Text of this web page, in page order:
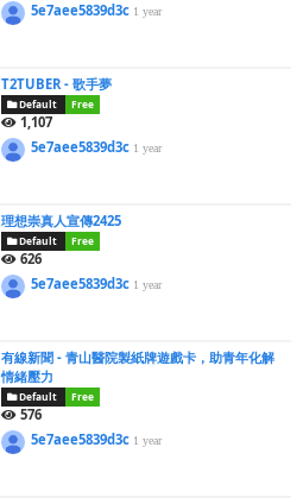
5e7aee5839d3c 1 year
T2TUBER - 歌手夢
Default Free
1,107
5e7aee5839d3c 1 year
理想崇真人宣傳2425
Default Free
626
5e7aee5839d3c 1 year
有線新聞 - 青山醫院製紙牌遊戲卡，助青年化解
情緒壓力
Default Free
576
5e7aee5839d3c 1 year